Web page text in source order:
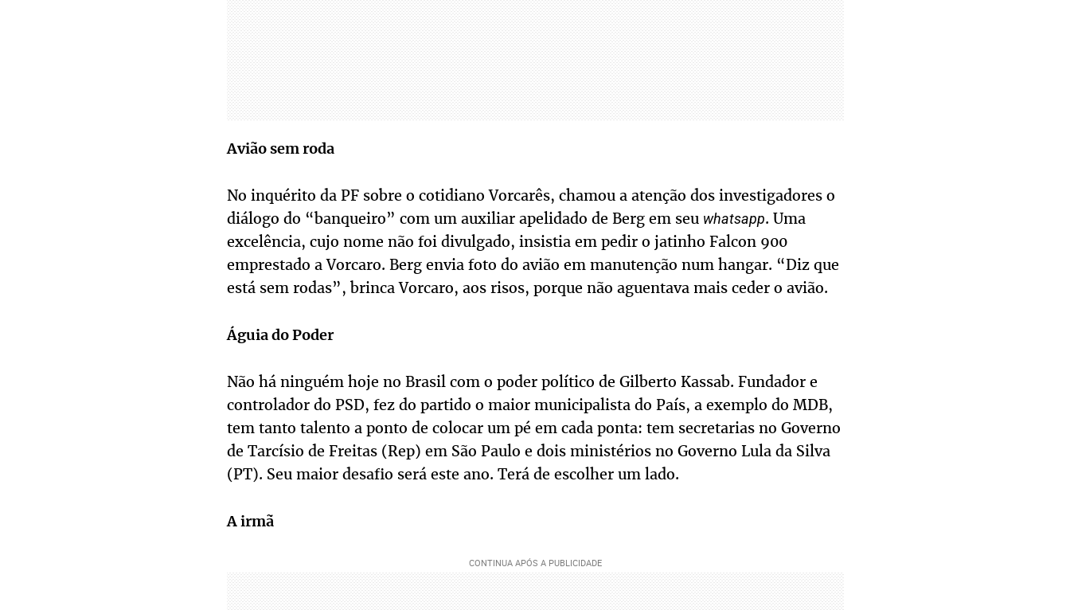
Avião sem roda
No inquérito da PF sobre o cotidiano Vorcarês, chamou a atenção dos investigadores o
diálogo do “banqueiro” com um auxiliar apelidado de Berg em seu whatsapp. Uma
excelência, cujo nome não foi divulgado, insistia em pedir o jatinho Falcon 900
emprestado a Vorcaro. Berg envia foto do avião em manutenção num hangar. “Diz que
está sem rodas”, brinca Vorcaro, aos risos, porque não aguentava mais ceder o avião.
Águia do Poder
Não há ninguém hoje no Brasil com o poder político de Gilberto Kassab. Fundador e
controlador do PSD, fez do partido o maior municipalista do País, a exemplo do MDB,
tem tanto talento a ponto de colocar um pé em cada ponta: tem secretarias no Governo
de Tarcísio de Freitas (Rep) em São Paulo e dois ministérios no Governo Lula da Silva
(PT). Seu maior desafio será este ano. Terá de escolher um lado.
A irmã